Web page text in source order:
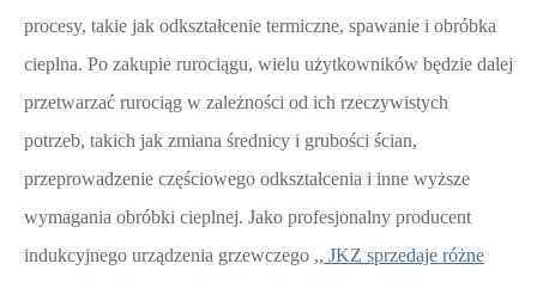
procesy, takie jak odkształcenie termiczne, spawanie i obróbka
cieplna. Po zakupie rurociągu, wielu użytkowników będzie dalej
przetwarzać rurociąg w zależności od ich rzeczywistych
potrzeb, takich jak zmiana średnicy i grubości ścian,
przeprowadzenie częściowego odkształcenia i inne wyższe
wymagania obróbki cieplnej. Jako profesjonalny producent
indukcyjnego urządzenia grzewczego ,, JKZ sprzedaje różne